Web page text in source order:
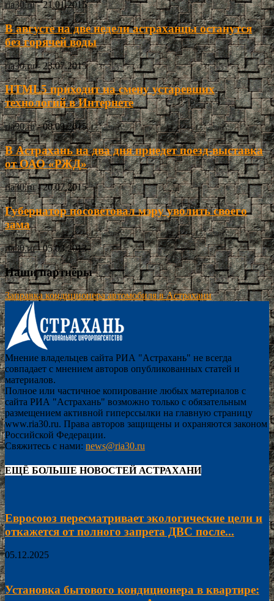
ria30.ru - 21.01.2015
В августе на две недели астраханцы останутся
без горячей воды
ria30.ru - 23.07.2015
HTML5 приходит на смену устаревших
технологий в Интернете
ria30.ru - 08.09.2015
В Астрахань на два дня приедет поезд-выставка
от ОАО «РЖД»
ria30.ru - 20.07.2015
Губернатор посоветовал мэру уволить своего
зама
ria30.ru - 05.03.2013
Наши партнёры
Заправка кондиционера автомобиля в Астрахани
Мнение владельцев сайта РИА "Астрахань" не всегда
совпадает с мнением авторов опубликованных статей и
материалов.
Полное или частичное копирование любых материалов с
сайта РИА "Астрахань" возможно только с обязательным
размещением активной гиперссылки на главную страницу
www.ria30.ru. Права авторов защищены и охраняются законом
Российской Федерации.
Свяжитесь с нами: news@ria30.ru
ЕЩЁ БОЛЬШЕ НОВОСТЕЙ АСТРАХАНИ
Евросоюз пересматривает экологические цели и
откажется от полного запрета ДВС после...
05.12.2025
Установка бытового кондиционера в квартире: